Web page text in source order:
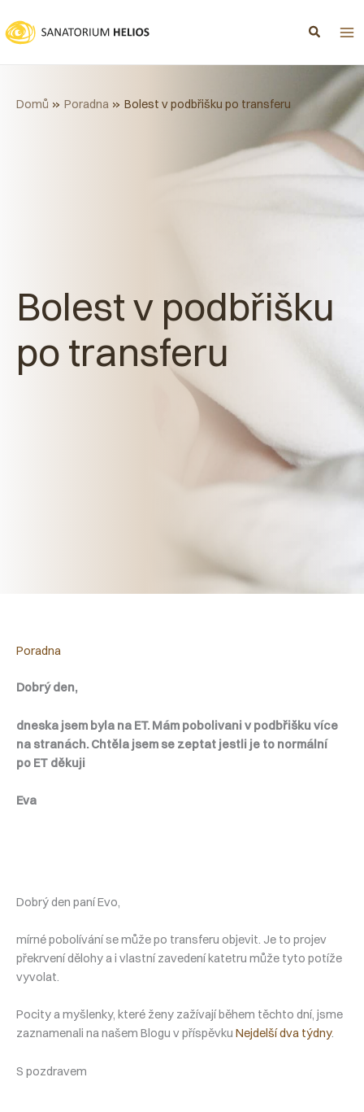
na
obsah
Bolest v podbřišku
po transferu
Domů Poradna Bolest v podbřišku po transferu
Poradna
Dobrý den,
dneska jsem byla na ET. Mám pobolivani v podbřišku více
na stranách. Chtěla jsem se zeptat jestli je to normální
po ET děkuji
Eva
Dobrý den paní Evo,
mírné pobolívání se může po transferu objevit. Je to projev
překrvení dělohy a i vlastní zavedení katetru může tyto potíže
vyvolat.
Pocity a myšlenky, které ženy zažívají během těchto dní, jsme
zaznamenali na našem Blogu v příspěvku Nejdelší dva týdny.
S pozdravem